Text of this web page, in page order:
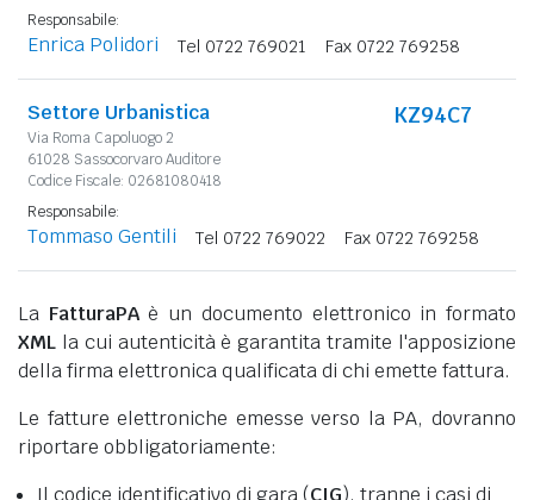
Responsabile:
Enrica Polidori Tel 0722 769021 Fax 0722 769258
Settore Urbanistica
Via Roma Capoluogo 2
61028 Sassocorvaro Auditore
Codice Fiscale: 02681080418
KZ94C7
Responsabile:
Tommaso Gentili Tel 0722 769022 Fax 0722 769258
La FatturaPAè un documento elettronico in formato
XML la cui autenticità è garantita tramite l'apposizione
della firma elettronica qualificata di chi emette fattura.
Le fatture elettroniche emesse verso la PA, dovranno
riportare obbligatoriamente:
Il codice identificativo di gara (CIG), tranne i casi di